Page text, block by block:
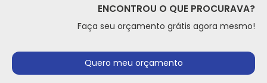
ENCONTROU O QUE PROCURAVA?
Faça seu orçamento grátis agora mesmo!
Quero meu orçamento